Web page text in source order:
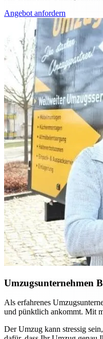
Angebot anfordern
Umzugsunternehmen
Als erfahrenes
und pünktlich ankommt. Mit
Der Umzug kann stressig